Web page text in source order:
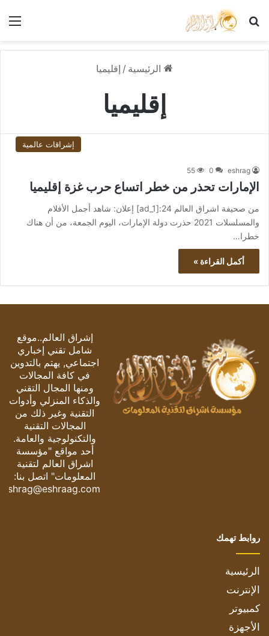
بحث عن
الرئيسية / إقليميا
إقليميا
إشراقات عالمية
eshrag
0
55
الإمارات تحذر من خطر اتساع حرب غزة إقليميا
من صحيفة اشراق العالم 24:[ad_1] إعلان: شاهد أجمل الأفلام
والمسلسلات 2021 حذرت دولة الإمارات، اليوم الجمعة، من أن هناك
خطرا…
أكمل القراءة »
إشراق العالم..موقع
شامل تقني إخباري
اجتماعي, يهتم بالتدوين
في كافة المجالات
ومنها المجال التقني
والذكاء المنزلي وأدوات
التقنية وغير ذلك من
المجالات التقنية
والتكنولوجية والعامة.
أحد مواقع "مؤسسة
اشراق العالم لتقنية
المعلومات" اتصل بنا:
eshrag@eshraag.com
روابط تهمك
الرئيسية
الإنترنت
كمبيوتر
الأجهزة